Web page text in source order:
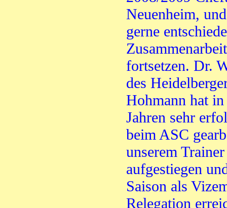
Neuenheim,
gerne
fortsetzen. Dr.
des
Hohmann hat in
Jahren sehr
beim ASC
unserem
aufgestiegen
Saison als
Relegation